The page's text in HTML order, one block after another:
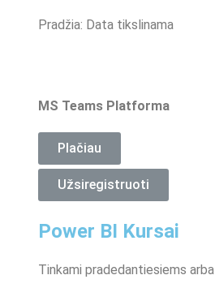
Pradžia: Data tikslinama
MS Teams Platforma
Plačiau
Užsiregistruoti
Power BI Kursai
Tinkami pradedantiesiems arba